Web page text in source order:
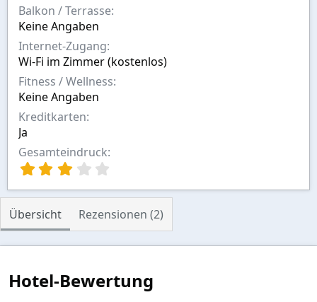
Balkon / Terrasse
Keine Angaben
Internet-Zugang
Wi-Fi im Zimmer (kostenlos)
Fitness / Wellness
Keine Angaben
Kreditkarten
Ja
Gesamteindruck
0
0
S
t
e
n
(
Übersicht Rezensionen (2)
Hotel-Bewertung